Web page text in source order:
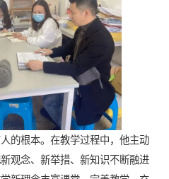
的根本。在教学过程中，他主动
观念、新举措、新知识不断融进